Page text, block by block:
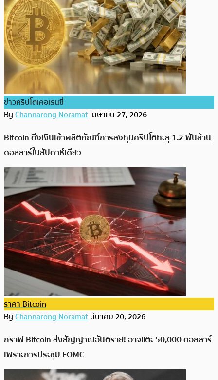
ข่าวคริปโตเคอเรนซี่
ByChannarong Noramatเมษายน 27, 2026
Bitcoin ดึงเงินเข้าผลิตภัณฑ์การลงทุนคริปโตทะลุ 1.2 พันล้าน
ดอลลาร์ในสัปดาห์เดียว
ราคา Bitcoin
ByChannarong Noramatมีนาคม 20, 2026
กราฟ Bitcoin ส่งสัญญาณอันตราย! อาจแตะ 50,000 ดอลลาร์
เพราะการประชุม FOMC